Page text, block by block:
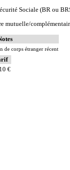
Sociale (BR ou
mutuelle/
de corps étranger récent
€